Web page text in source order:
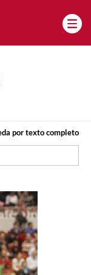
por texto completo